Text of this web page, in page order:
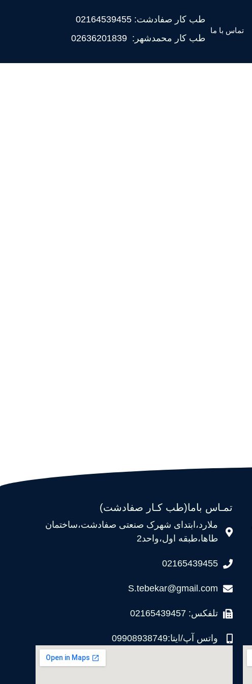
تماس با ما
طب کار صفادشت: 02164539455
طب کار محمدشهر: 02636201839
تمـاس باما(طب کـار صفادشت)
ملارد،ابتدای شهرک صنعتی صفادشت،ساختمان
طاها،طبقه اول،واحد2
02165439455
S.tebekar@gmail.com
تلفکس: 02165439457
واتس آپ/ایتا:09908938749